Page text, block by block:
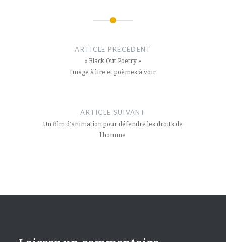
ARTICLE PRÉCÉDENT
« Black Out Poetry »
Image à lire et poèmes à voir
ARTICLE SUIVANT
Un film d’animation pour défendre les droits de
l’homme